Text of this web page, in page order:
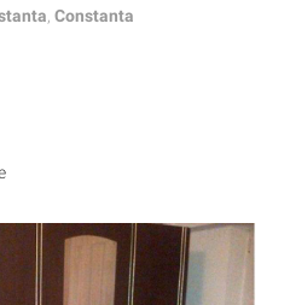
Constanta